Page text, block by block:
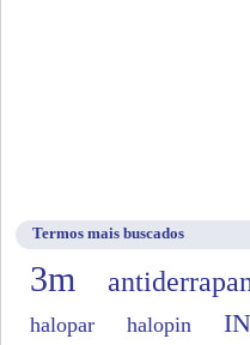
Termos mais buscados
3m
halopar halopin